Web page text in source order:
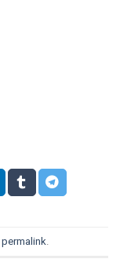
permalink